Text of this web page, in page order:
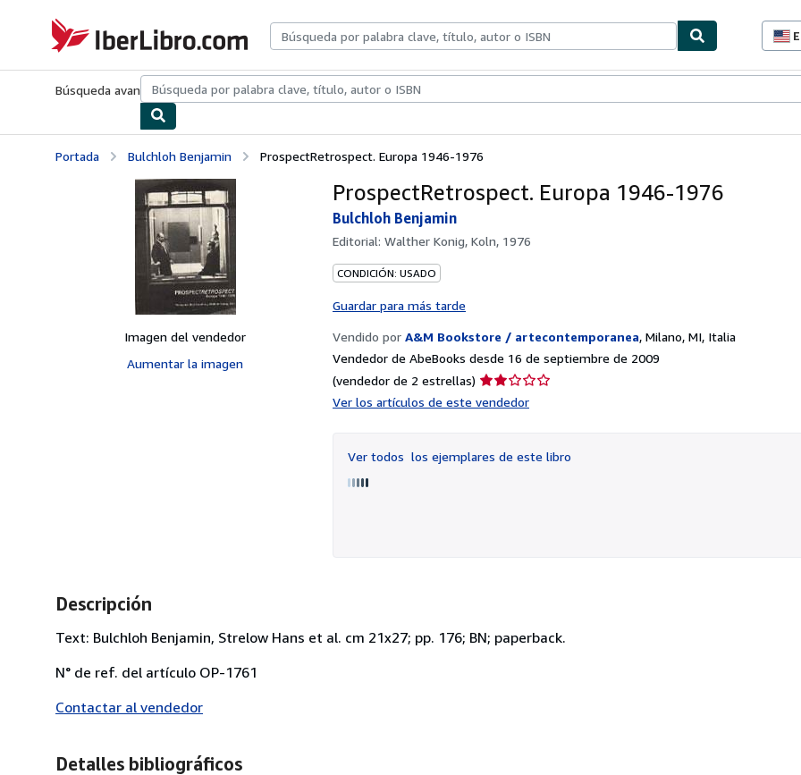
IberLibro.com
Búsqueda avanzadaColecciones Libros antiguosArte y coleccionismo
Portada Bulchloh Benjamin ProspectRetrospect. Europa 1946-1976
Imagen del vendedor
Aumentar la imagen
ProspectRetrospect. Europa 1946-1976
Bulchloh Benjamin
Editorial: Walther Konig, Koln, 1976
CONDICIÓN: USADO
Guardar para más tarde
Vendido por A&M Bookstore / artecontemporanea, Milano, MI, Italia
Vendedor de AbeBooks desde 16 de septiembre de 2009
(vendedor de 2 estrellas) Calificación
Ver los artículos de este vendedor
Ver todos los ejemplares de este libro
Descripción
Text: Bulchloh Benjamin, Strelow Hans et al. cm 21x27; pp. 176; BN; paperback.
N° de ref. del artículo OP-1761
Contactar al vendedor
Detalles bibliográficos